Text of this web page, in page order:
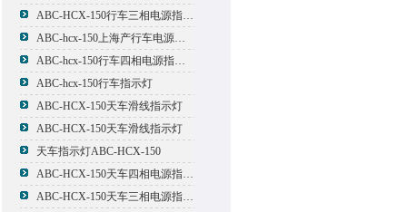
ABC-HCX-150行车三相电源指示灯
ABC-hcx-150上海产行车电源指示灯
ABC-hcx-150行车四相电源指示灯
ABC-hcx-150行车指示灯
ABC-HCX-150天车滑线指示灯
ABC-HCX-150天车滑线指示灯
天车指示灯ABC-HCX-150
ABC-HCX-150天车四相电源指示灯
ABC-HCX-150天车三相电源指示灯